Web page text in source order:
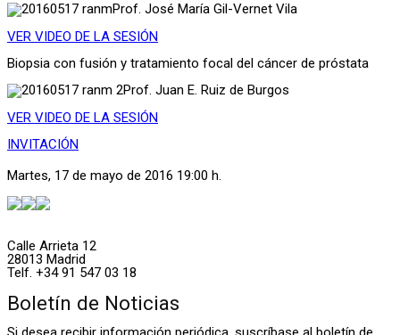
Prof. José María Gil-Vernet Vila
VER VIDEO DE LA SESIÓN
Biopsia con fusión y tratamiento focal del cáncer de próstata
Prof. Juan E. Ruiz de Burgos
VER VIDEO DE LA SESIÓN
INVITACIÓN
Martes, 17 de mayo de 2016 19:00 h.
Calle Arrieta 12
28013 Madrid
Telf. +34 91 547 03 18
Boletín de Noticias